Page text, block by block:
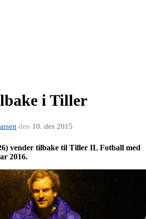
i Tiller
den 10. des 2015
vender tilbake til Tiller IL Fotball med
2016.